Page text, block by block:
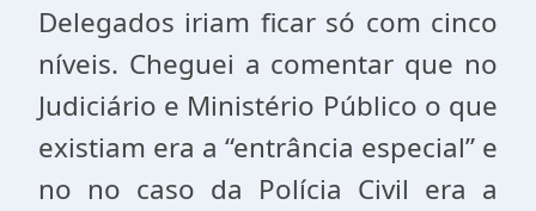
Delegados iriam ficar só com cinco
níveis. Cheguei a comentar que no
Judiciário e Ministério Público o que
existiam era a “entrância especial” e
no no caso da Polícia Civil era a